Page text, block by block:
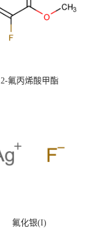
2-氟丙烯酸甲酯
氟化银(I)